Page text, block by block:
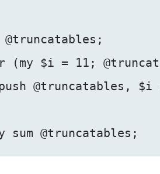
@truncatables;
(my $i = 11;
@truncatables, $i